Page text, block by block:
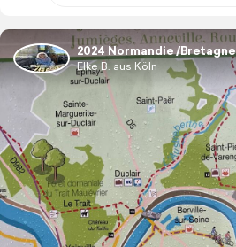
2024 Normandie /Bretagne
Elke B. aus Köln